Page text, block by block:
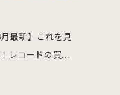
最新】これを見
レコードの買取